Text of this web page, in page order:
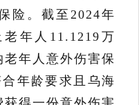
险。截至 2024年
年人 11.1219 万
年人意外伤害保
年龄要求且乌海